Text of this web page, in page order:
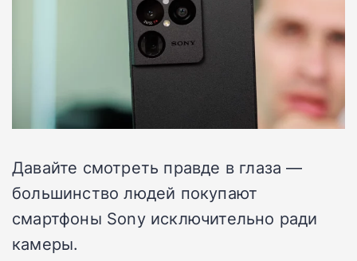
Давайте смотреть правде в глаза —
большинство людей покупают
смартфоны Sony исключительно ради
камеры.